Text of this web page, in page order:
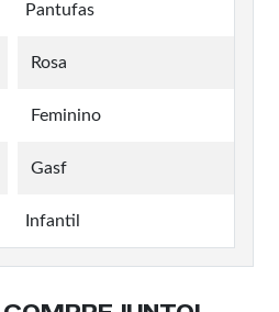
Pantufas
Rosa
Feminino
Gasf
Infantil